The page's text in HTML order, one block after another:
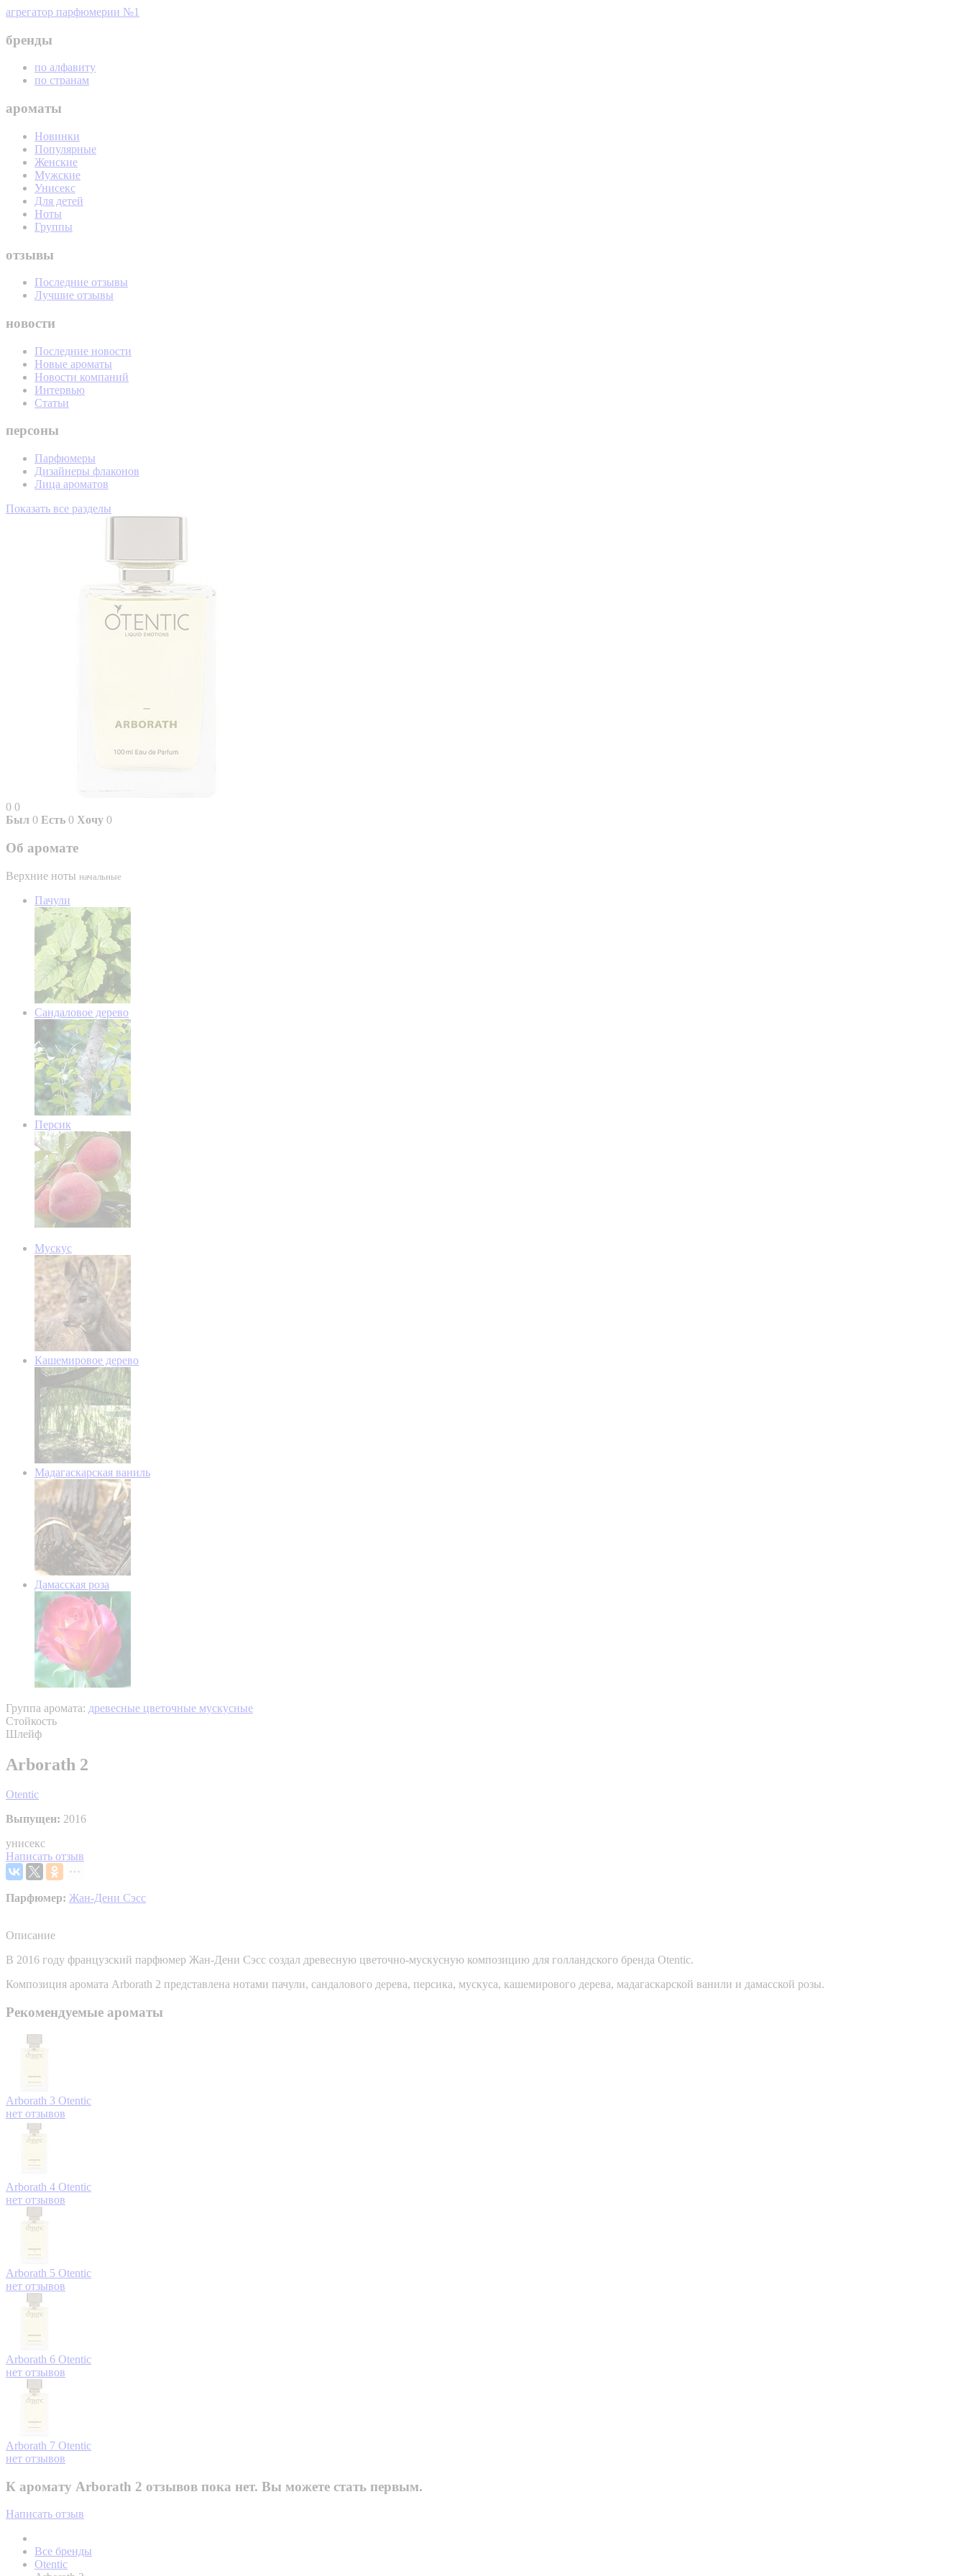
агрегатор парфюмерии №1
бренды
по алфавиту
по странам
ароматы
Новинки
Популярные
Женские
Мужские
Унисекс
Для детей
Ноты
Группы
отзывы
Последние отзывы
Лучшие отзывы
новости
Последние новости
Новые ароматы
Новости компаний
Интервью
Статьи
персоны
Парфюмеры
Дизайнеры флаконов
Лица ароматов
Показать все разделы
0 0
Был 0 Есть 0 Хочу 0
Об аромате
Верхние ноты начальные
Пачули
Сандаловое дерево
Персик
Мускус
Кашемировое дерево
Мадагаскарская ваниль
Дамасская роза
Группа аромата: древесные цветочные мускусные
Стойкость
Шлейф
Arborath 2
Otentic
Выпущен: 2016
унисекс
Написать отзыв
Парфюмер: Жан-Дени Сэсс
Описание
В 2016 году французский парфюмер Жан-Дени Сэсс создал древесную цветочно-мускусную композицию для голландского бренда Otentic.
Композиция аромата Arborath 2 представлена нотами пачули, сандалового дерева, персика, мускуса, кашемирового дерева, мадагаскарской ванили и дамасской розы.
Рекомендуемые ароматы
Arborath 3 Otentic
нет отзывов
Arborath 4 Otentic
нет отзывов
Arborath 5 Otentic
нет отзывов
Arborath 6 Otentic
нет отзывов
Arborath 7 Otentic
нет отзывов
К аромату Arborath 2 отзывов пока нет. Вы можете стать первым.
Написать отзыв
Все бренды
Otentic